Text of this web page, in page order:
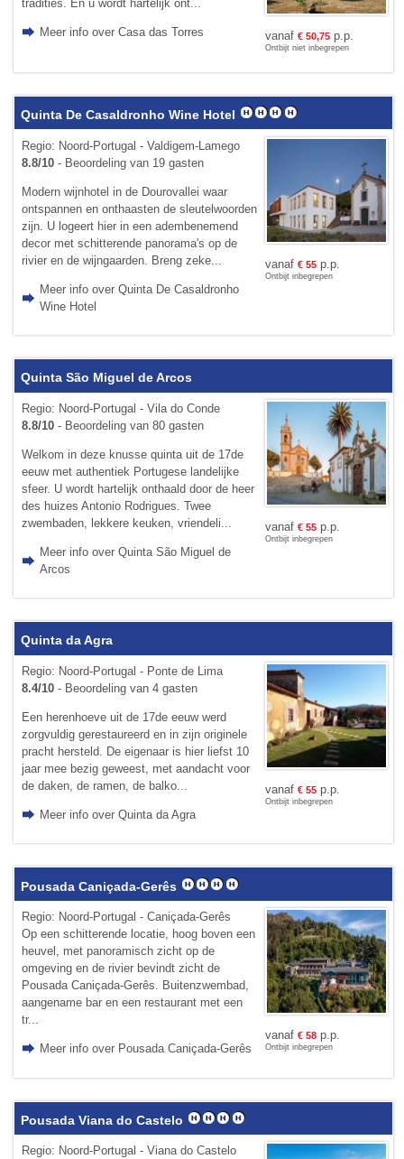
tradities. En u wordt hartelijk ont...
Meer info over Casa das Torres vanaf € 50,75p.p.
Ontbijt niet inbegrepen
Quinta De Casaldronho Wine Hotel
Regio: Noord-Portugal - Valdigem-Lamego
8.8/10- Beoordeling van 19 gasten
Modern wijnhotel in de Dourovallei waar
ontspannen en onthaasten de sleutelwoorden
zijn. U logeert hier in een adembenemend
decor met schitterende panorama's op de
rivier en de wijngaarden. Breng zeke...
Meer info over Quinta De Casaldronho
Wine Hotel
vanaf € 55p.p.
Ontbijt inbegrepen
Quinta São Miguel de Arcos
Regio: Noord-Portugal - Vila do Conde
8.8/10- Beoordeling van 80 gasten
Welkom in deze knusse quinta uit de 17de
eeuw met authentiek Portugese landelijke
sfeer. U wordt hartelijk onthaald door de heer
des huizes Antonio Rodrigues. Twee
zwembaden, lekkere keuken, vriendeli...
Meer info over Quinta São Miguel de
Arcos
vanaf € 55p.p.
Ontbijt inbegrepen
Quinta da Agra
Regio: Noord-Portugal - Ponte de Lima
8.4/10- Beoordeling van 4 gasten
Een herenhoeve uit de 17de eeuw werd
zorgvuldig gerestaureerd en in zijn originele
pracht hersteld. De eigenaar is hier liefst 10
jaar mee bezig geweest, met aandacht voor
de daken, de ramen, de balko...
Meer info over Quinta da Agra
vanaf € 55p.p.
Ontbijt inbegrepen
Pousada Caniçada-Gerês
Regio: Noord-Portugal - Caniçada-Gerês
Op een schitterende locatie, hoog boven een
heuvel, met panoramisch zicht op de
omgeving en de rivier bevindt zicht de
Pousada Caniçada-Gerês. Buitenzwembad,
aangename bar en een restaurant met een
tr...
Meer info over Pousada Caniçada-Gerês
vanaf € 58p.p.
Ontbijt inbegrepen
Pousada Viana do Castelo
Regio: Noord-Portugal - Viana do Castelo